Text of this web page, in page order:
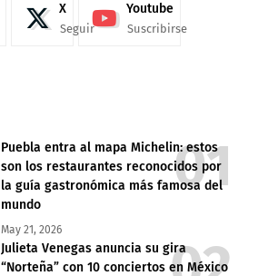
X
Seguir
Youtube
Suscribirse
Puebla entra al mapa Michelin: estos
son los restaurantes reconocidos por
la guía gastronómica más famosa del
mundo
May 21, 2026
Julieta Venegas anuncia su gira
“Norteña” con 10 conciertos en México